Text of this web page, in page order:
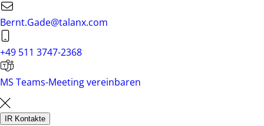
Bernt.Gade@talanx.com
+49 511 3747-2368
MS Teams-Meeting vereinbaren
IR Kontakte